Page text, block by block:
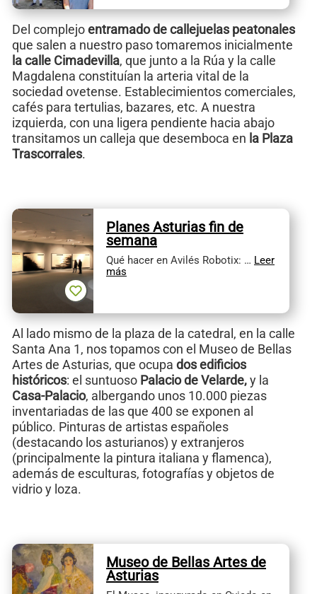
Del complejoentramado de callejuelas peatonales
que salen a nuestro paso tomaremos inicialmente
la calle Cimadevilla, que junto a la Rúa y la calle
Magdalena constituían la arteria vital de la
sociedad ovetense. Establecimientos comerciales,
cafés para tertulias, bazares, etc. A nuestra
izquierda, con una ligera pendiente hacia abajo
transitamos un calleja que desemboca en la Plaza
Trascorrales.
Planes Asturias fin de
semana
Qué hacer en Avilés Robotix: … Leer
más
Al lado mismo de la plaza de la catedral, en la calle
Santa Ana 1, nos topamos con el Museo de Bellas
Artes de Asturias, que ocupa dos edificios
históricos: el suntuoso Palacio de Velarde,y la
Casa-Palacio, albergando unos 10.000 piezas
inventariadas de las que 400 se exponen al
público. Pinturas de artistas españoles
(destacando los asturianos) y extranjeros
(principalmente la pintura italiana y flamenca),
además de esculturas, fotografías y objetos de
vidrio y loza.
Museo de Bellas Artes de
Asturias